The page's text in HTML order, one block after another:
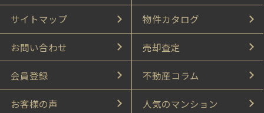
サイトマップ 物件カタログ
お問い合わせ 売却査定
会員登録 不動産コラム
お客様の声 人気のマンション